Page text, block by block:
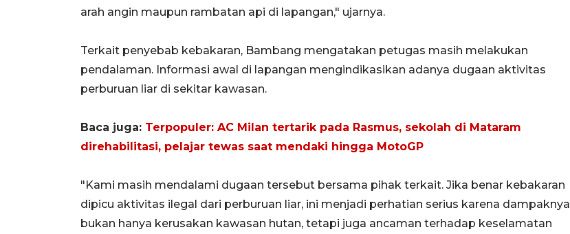
arah angin maupun rambatan api di lapangan," ujarnya.
Terkait penyebab kebakaran, Bambang mengatakan petugas masih melakukan
pendalaman. Informasi awal di lapangan mengindikasikan adanya dugaan aktivitas
perburuan liar di sekitar kawasan.
Baca juga: Terpopuler: AC Milan tertarik pada Rasmus, sekolah di Mataram
direhabilitasi, pelajar tewas saat mendaki hingga MotoGP
"Kami masih mendalami dugaan tersebut bersama pihak terkait. Jika benar kebakaran
dipicu aktivitas ilegal dari perburuan liar, ini menjadi perhatian serius karena dampaknya
bukan hanya kerusakan kawasan hutan, tetapi juga ancaman terhadap keselamatan